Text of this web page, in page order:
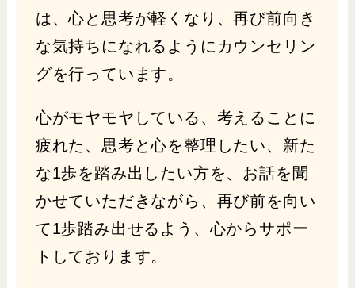
は、心と思考が軽くなり、再び前向き
な気持ちになれるようにカウンセリン
グを行っています。
心がモヤモヤしている、考えることに
疲れた、思考と心を整理したい、新た
な1歩を踏み出したい方を、お話を聞
かせていただきながら、再び前を向い
て1歩踏み出せるよう、心からサポー
トしております。